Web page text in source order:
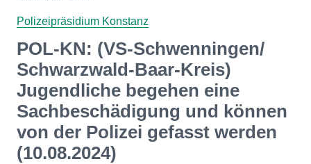
Polizeipräsidium Konstanz
POL-KN: (VS-Schwenningen/
Schwarzwald-Baar-Kreis)
Jugendliche begehen eine
Sachbeschädigung und können
von der Polizei gefasst werden
(10.08.2024)